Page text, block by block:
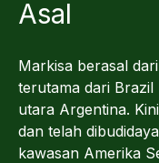
Asal
Markisa berasal
terutama dari Brazil
utara Argentina.
dan telah
kawasan Amerika